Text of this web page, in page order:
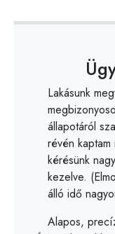
Lakásunk
állapotáról
révén
kérésünk
kezelve.
álló idő
Alapos,